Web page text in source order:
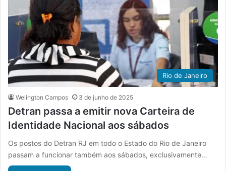
Rio de Janeiro
Welington Campos 3 de junho de 2025
Detran passa a emitir nova Carteira de
Identidade Nacional aos sábados
Os postos do Detran RJ em todo o Estado do Rio de Janeiro
passam a funcionar também aos sábados, exclusivamente…